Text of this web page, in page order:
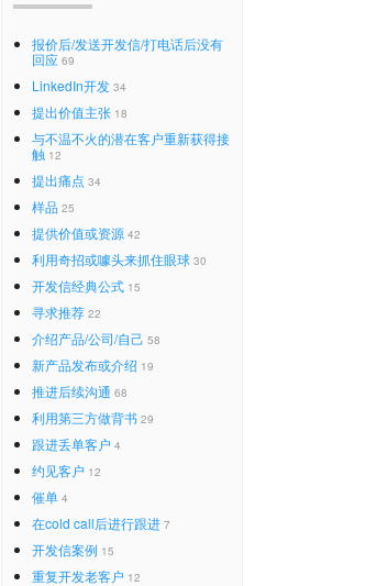
报价后/发送开发信/打电话后没有
回应 69
LinkedIn开发 34
提出价值主张 18
与不温不火的潜在客户重新获得接
触 12
提出痛点 34
样品 25
提供价值或资源 42
利用奇招或噱头来抓住眼球 30
开发信经典公式 15
寻求推荐 22
介绍产品/公司/自己 58
新产品发布或介绍 19
推进后续沟通 68
利用第三方做背书 29
跟进丢单客户 4
约见客户 12
催单 4
在cold call后进行跟进 7
开发信案例 15
重复开发老客户 12